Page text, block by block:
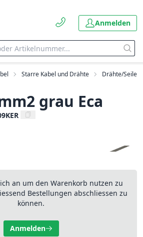
Anmelden
Starre Kabel und Drähte Drähte/Seile
grau Eca
an um den Warenkorb nutzen zu
Bestellungen abschliessen zu
können.
Anmelden